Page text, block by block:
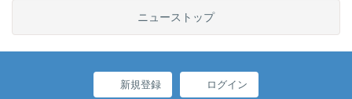
ニューストップ
新規登録 ログイン